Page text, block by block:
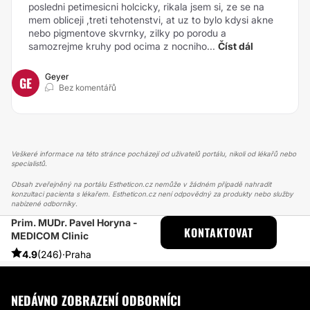
posledni petimesicni holcicky, rikala jsem si, ze se na
mem obliceji ,treti tehotenstvi, at uz to bylo kdysi akne
nebo pigmentove skvrnky, zilky po porodu a
samozrejme kruhy pod ocima z nocniho... Číst dál
GE
Geyer
Bez komentářů
Veškeré informace na této stránce pocházejí od uživatelů portálu, nikoli od lékařů nebo
specialistů.
Obsah zveřejněný na portálu Estheticon.cz nemůže v žádném případě nahradit
konzultaci pacienta s lékařem. Estheticon.cz není odpovědný za produkty nebo služby
nabízené odborníky.
Prim. MUDr. Pavel Horyna -
MEDICOM Clinic
4.9(246)·Praha
KONTAKTOVAT
ESTHETICON
PŘÍBĚHY
PŘÍBĚHY TÝKAJÍCÍ SE ZÁKROKU FACELIFT
FACELIFT S KOREKCÍ KRKU A TEMPORÁLNÍ LIFT
NEDÁVNO ZOBRAZENÍ ODBORNÍCI